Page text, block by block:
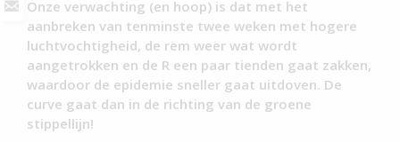
Onze verwachting (en hoop) is dat met het
aanbreken van tenminste twee weken met hogere
luchtvochtigheid, de rem weer wat wordt
aangetrokken en de R een paar tienden gaat zakken,
waardoor de epidemie sneller gaat uitdoven. De
curve gaat dan in de richting van de groene
stippellijn!